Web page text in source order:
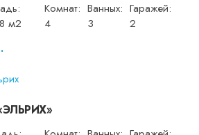
м2
Комнат:
4
Ванных:
3
Гаражей:
2